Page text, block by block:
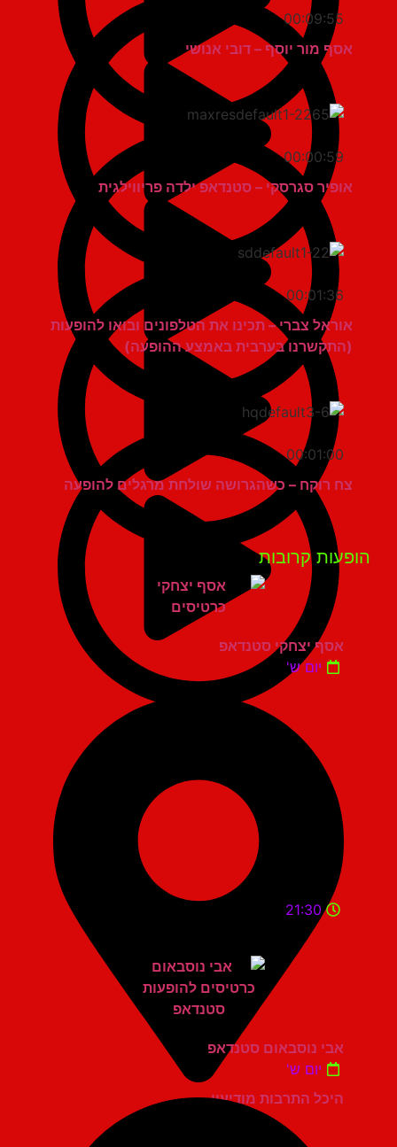
00:09:55
אסף מור יוסף – דובי אנושי
00:00:59
אופיר סגרסקי – סטנדאפ ילדה פריווילגית
00:01:36
אוראל צברי – תכינו את הטלפונים ובואו להופעות
(התקשרנו בערבית באמצע ההופעה)
00:01:00
צח רוקח – כשהגרושה שולחת מרגלים להופעה
קרובות
אסף יצחקי סטנדאפ
יום ש'
היכל התרבות מודיעין
21:30
אבי נוסבאום סטנדאפ
יום ש'